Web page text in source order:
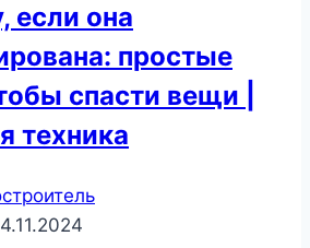
если она
простые
спасти вещи |
техника